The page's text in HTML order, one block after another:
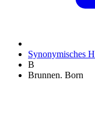
Synonymisches
B
Brunnen. Born